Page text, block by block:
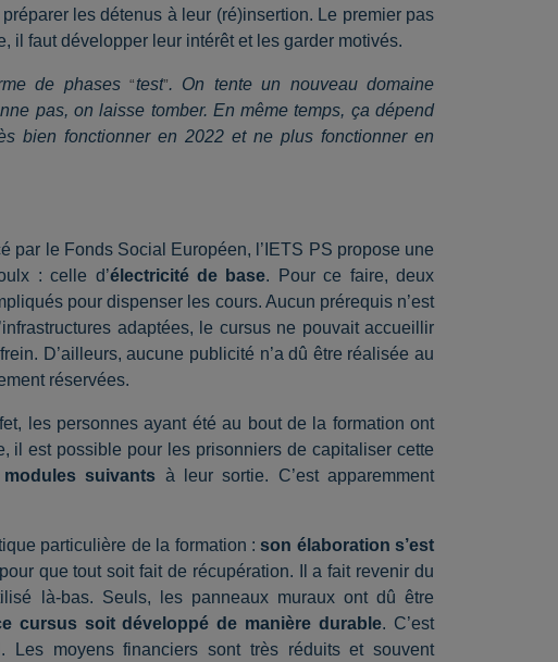
les détenus à leur (ré)insertion. Le premier pas
il faut développer leur intérêt et les garder motivés.
de phases“test”. On tente un nouveau domaine
pas, on laisse tomber. En même temps, ça dépend
bien fonctionner en 2022 et ne plus fonctionner en
par le Fonds Social Européen, l’IETS PS propose une
: celle d’électricité de base. Pour ce faire, deux
pour dispenser les cours. Aucun prérequis n’est
adaptées, le cursus ne pouvait accueillir
D’ailleurs, aucune publicité n’a dû être réalisée au
réservées.
les personnes ayant été au bout de la formation ont
il est possible pour les prisonniers de capitaliser cette
suivants à leur sortie. C’est apparemment
particulière de la formation :son élaboration s’est
que tout soit fait de récupération. Il a fait revenir du
là-bas. Seuls, les panneaux muraux ont dû être
cursus soit développé de manière durable. C’est
Les moyens financiers sont très réduits et souvent